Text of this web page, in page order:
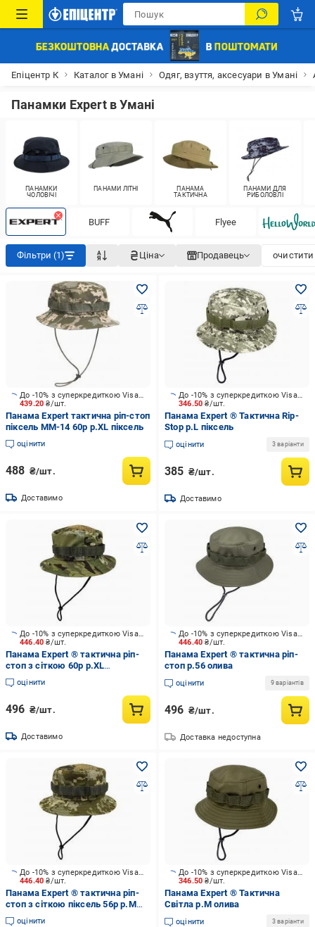
Епіцентр К Каталог в Умані Одяг, взуття, аксесуари в Умані
Панамки Expert в Умані
ПАНАМКИ
ЧОЛОВІЧІ
ПАНАМИ ЛІТНІ
ПАНАМА
ТАКТИЧНА
ПАНАМИ ДЛЯ
РИБОЛОВЛІ
BUFF Flyee
Фільтри (1) Ціна Продавець очистити
439.20₴/шт.
До -10% з суперкредиткою Visa Вигода
Панама Expert тактична ріп-стоп
піксель ММ-14 60р р.XL піксель
оцінити
488 ₴/шт.
Доставимо
346.50₴/шт.
До -10% з суперкредиткою Visa Вигода
Панама Expert ® Тактична Rip-
Stop р.L піксель
оцінити 3 варіанти
385 ₴/шт.
Доставимо
446.40₴/шт.
До -10% з суперкредиткою Visa Вигода
Панама Expert ® тактична ріп-
стоп з сіткою 60р р.XL
мультикам
оцінити
496 ₴/шт.
Доставимо
446.40₴/шт.
До -10% з суперкредиткою Visa Вигода
Панама Expert ® тактична ріп-
стоп р.56 олива
оцінити 9 варіантів
496 ₴/шт.
Доставка недоступна
446.40₴/шт.
До -10% з суперкредиткою Visa Вигода
Панама Expert ® тактична ріп-
стоп з сіткою піксель 56р р.M
піксель
оцінити
346.50₴/шт.
До -10% з суперкредиткою Visa Вигода
Панама Expert ® Тактична
Світла р.М олива
оцінити 3 варіанти